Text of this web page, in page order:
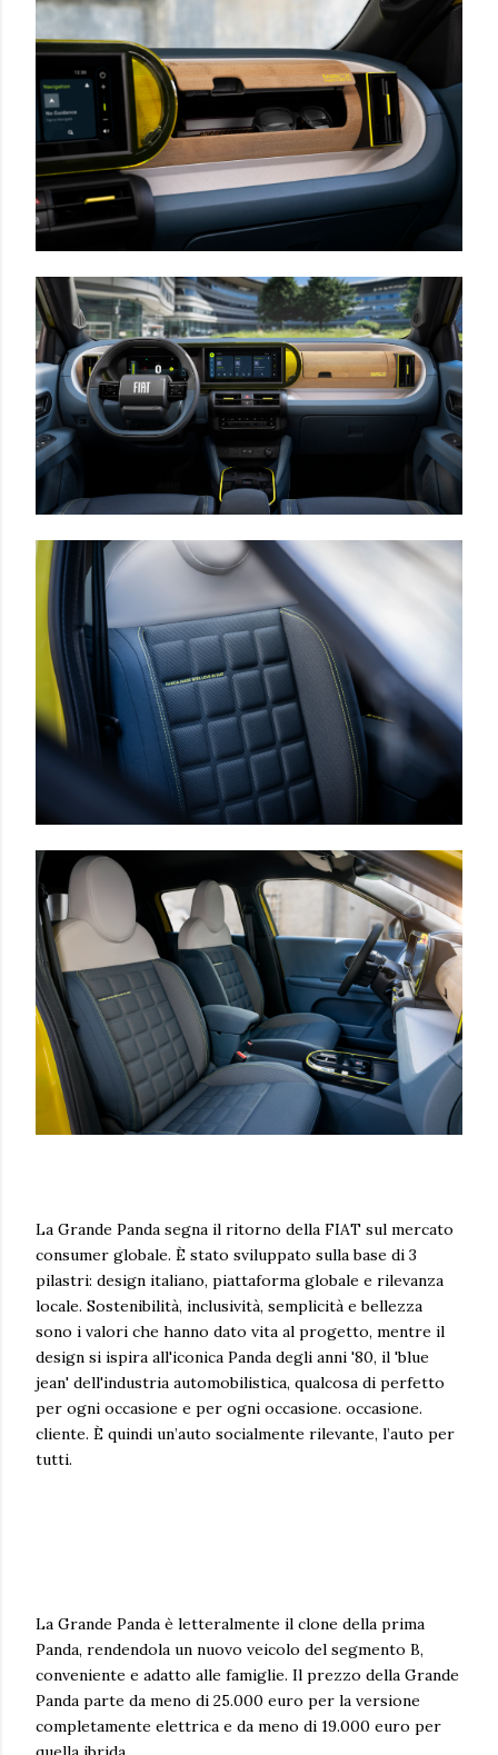
La Grande Panda segna il ritorno della FIAT sul mercato
consumer globale. È stato sviluppato sulla base di 3
pilastri: design italiano, piattaforma globale e rilevanza
locale. Sostenibilità, inclusività, semplicità e bellezza
sono i valori che hanno dato vita al progetto, mentre il
design si ispira all'iconica Panda degli anni '80, il 'blue
jean' dell'industria automobilistica, qualcosa di perfetto
per ogni occasione e per ogni occasione. occasione.
cliente. È quindi un’auto socialmente rilevante, l’auto per
tutti.
La Grande Panda è letteralmente il clone della prima
Panda, rendendola un nuovo veicolo del segmento B,
conveniente e adatto alle famiglie. Il prezzo della Grande
Panda parte da meno di 25.000 euro per la versione
completamente elettrica e da meno di 19.000 euro per